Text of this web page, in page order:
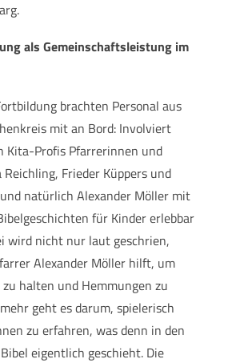
als Gemeinschaftsleistung im
brachten Personal aus
mit an Bord: Involviert
Kita-Profis Pfarrerinnen und
Frieder Küppers und
natürlich Alexander Möller mit
für Kinder erlebbar
wird nicht nur laut geschrien,
Alexander Möller hilft, um
halten und Hemmungen zu
geht es darum, spielerisch
zu erfahren, was denn in den
eigentlich geschieht. Die